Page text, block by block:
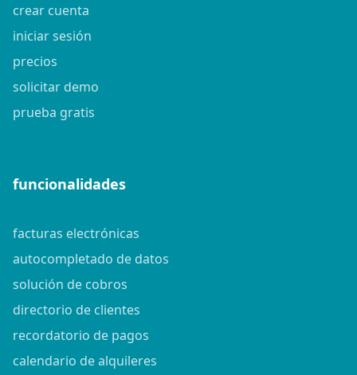
crear cuenta
iniciar sesión
precios
solicitar demo
prueba gratis
funcionalidades
facturas electrónicas
autocompletado de datos
solución de cobros
directorio de clientes
recordatorio de pagos
calendario de alquileres